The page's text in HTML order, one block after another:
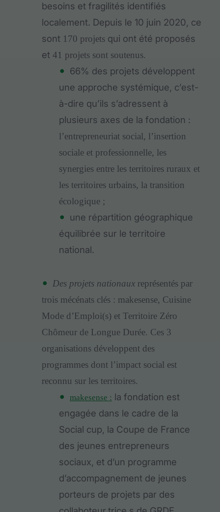
besoins et fragilités identifiés
localement. Depuis le 10 juin 2020, ce
sont 170 projets qui ont été proposés
et 41 projets sont soutenus.
66% des projets développent
une approche systémique, c’est-
à-dire qu’ils s’adressent à
plusieurs axes de la fondation :
l’entrepreneuriat social, l’insertion
sociale et professionnelle, les
synergies entre les territoires ruraux et
les territoires urbains, la transition
écologique ;
une répartition géographique
équilibrée sur le territoire
national.
Des projets nationaux représentés par
trois mécénats clés : makesense, Cuisine
Mode d’Emploi(s) et Territoire Zéro
Chômeur de Longue Durée. Ces 3
organisations développent des
programmes dont l’impact social est
reconnu sur les territoires.
makesense : la fondation est
engagée dans le cadre de la
Social cup, la Coupe de France
des jeunes entrepreneurs
sociaux, et d’un programme
d’accompagnement de jeunes
porteurs de projets par des